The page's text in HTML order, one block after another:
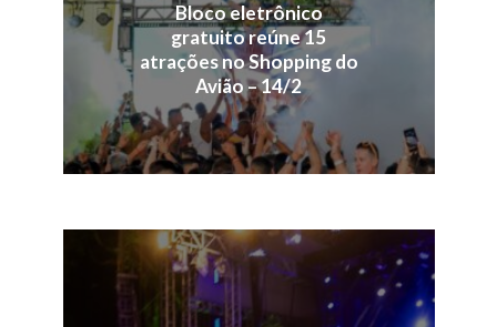
Bloco eletrônico
gratuito reúne 15
atrações no Shopping do
Avião – 14/2